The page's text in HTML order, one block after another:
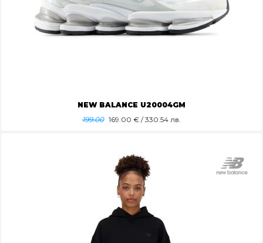
NEW BALANCE U20004GM
199.00 169.00 € / 330.54 лв.